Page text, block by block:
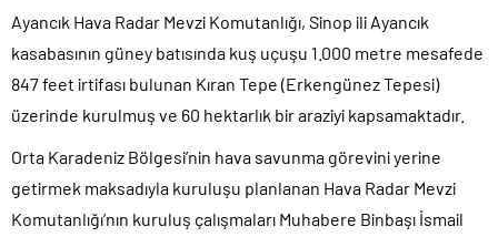
Ayancık Hava Radar Mevzi Komutanlığı, Sinop ili Ayancık
kasabasının güney batısında kuş uçuşu 1.000 metre mesafede
847 feet irtifası bulunan Kıran Tepe (Erkengünez Tepesi)
üzerinde kurulmuş ve 60 hektarlık bir araziyi kapsamaktadır.
Orta Karadeniz Bölgesi’nin hava savunma görevini yerine
getirmek maksadıyla kuruluşu planlanan Hava Radar Mevzi
Komutanlığı’nın kuruluş çalışmaları Muhabere Binbaşı İsmail